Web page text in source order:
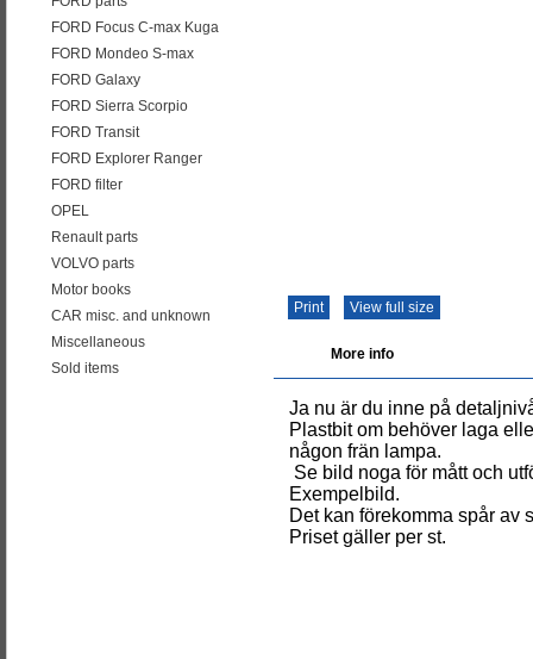
FORD Focus C-max Kuga
FORD Mondeo S-max
FORD Galaxy
FORD Sierra Scorpio
FORD Transit
FORD Explorer Ranger
FORD filter
OPEL
Renault parts
VOLVO parts
Motor books
CAR misc. and unknown
Miscellaneous
Sold items
Print View full size
More info
Ja nu är du inne på
Plastbit om behöver laga
någon frän lampa.
Se bild noga för mått och
Exempelbild.
Det kan förekomma spår av
Priset gäller per st.